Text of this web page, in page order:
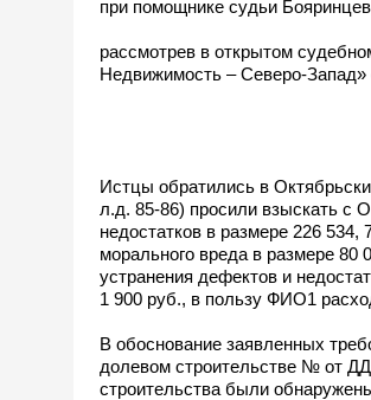
при помощнике судьи
рассмотрев в открытом
Недвижимость – Северо-
Истцы обратились в
л.д. 85-86) просили взыскать
недостатков в размере 226
морального вреда в размере 80
устранения дефектов и
1 900 руб., в пользу ФИО1
В обоснование заявленных
долевом строительстве № от
строительства были